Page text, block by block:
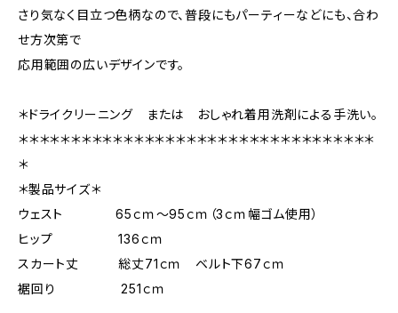
さり気なく目立つ色柄なので、普段にもパーティーなどにも、合わ
せ方次第で
応用範囲の広いデザインです。
＊ドライクリーニング または おしゃれ着用洗剤による手洗い。
＊＊＊＊＊＊＊＊＊＊＊＊＊＊＊＊＊＊＊＊＊＊＊＊＊＊＊＊＊＊＊＊＊＊
＊
＊製品サイズ＊
ウェスト 65ｃｍ～95ｃｍ（3ｃｍ幅ゴム使用）
ヒップ 136ｃｍ
スカート丈 総丈71ｃｍ ベルト下67ｃｍ
裾回り 251ｃｍ